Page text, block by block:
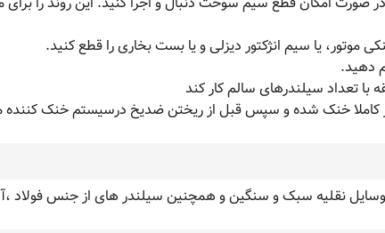
موتور، یا سیم انژکتور دیزلی و یا بست بخاری را قطع کنید.
کاملا خنک شده و سپس قبل از ریختن ضدیخ درسیستم خنک کننده
وسایل نقلیه سبک و سنگین و همچنین سیلندر های از جنس فولاد